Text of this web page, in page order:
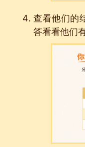
查看他们的
答看看他们